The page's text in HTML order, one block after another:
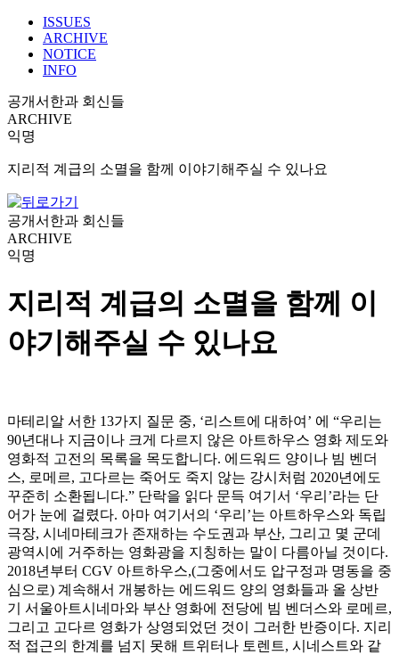
ISSUES
ARCHIVE
NOTICE
INFO
공개서한과 회신들
ARCHIVE
익명
지리적 계급의 소멸을 함께 이야기해주실 수 있나요
공개서한과 회신들
ARCHIVE
익명
지리적 계급의 소멸을 함께 이
야기해주실 수 있나요
마테리알 서한 13가지 질문 중, ‘리스트에 대하여’ 에 “우리는
90년대나 지금이나 크게 다르지 않은 아트하우스 영화 제도와
영화적 고전의 목록을 목도합니다. 에드워드 양이나 빔 벤더
스, 로메르, 고다르는 죽어도 죽지 않는 강시처럼 2020년에도
꾸준히 소환됩니다.” 단락을 읽다 문득 여기서 ‘우리’라는 단
어가 눈에 걸렸다. 아마 여기서의 ‘우리’는 아트하우스와 독립
극장, 시네마테크가 존재하는 수도권과 부산, 그리고 몇 군데
광역시에 거주하는 영화광을 지칭하는 말이 다름아닐 것이다.
2018년부터 CGV 아트하우스,(그중에서도 압구정과 명동을 중
심으로) 계속해서 개봉하는 에드워드 양의 영화들과 올 상반
기 서울아트시네마와 부산 영화에 전당에 빔 벤더스와 로메르,
그리고 고다르 영화가 상영되었던 것이 그러한 반증이다. 지리
적 접근의 한계를 넘지 못해 트위터나 토렌트, 시네스트와 같